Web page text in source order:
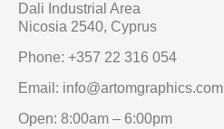
Dali Industrial Area
Nicosia 2540, Cyprus
Phone: +357 22 316 054
Email: info@artomgraphics.com
Open: 8:00am – 6:00pm